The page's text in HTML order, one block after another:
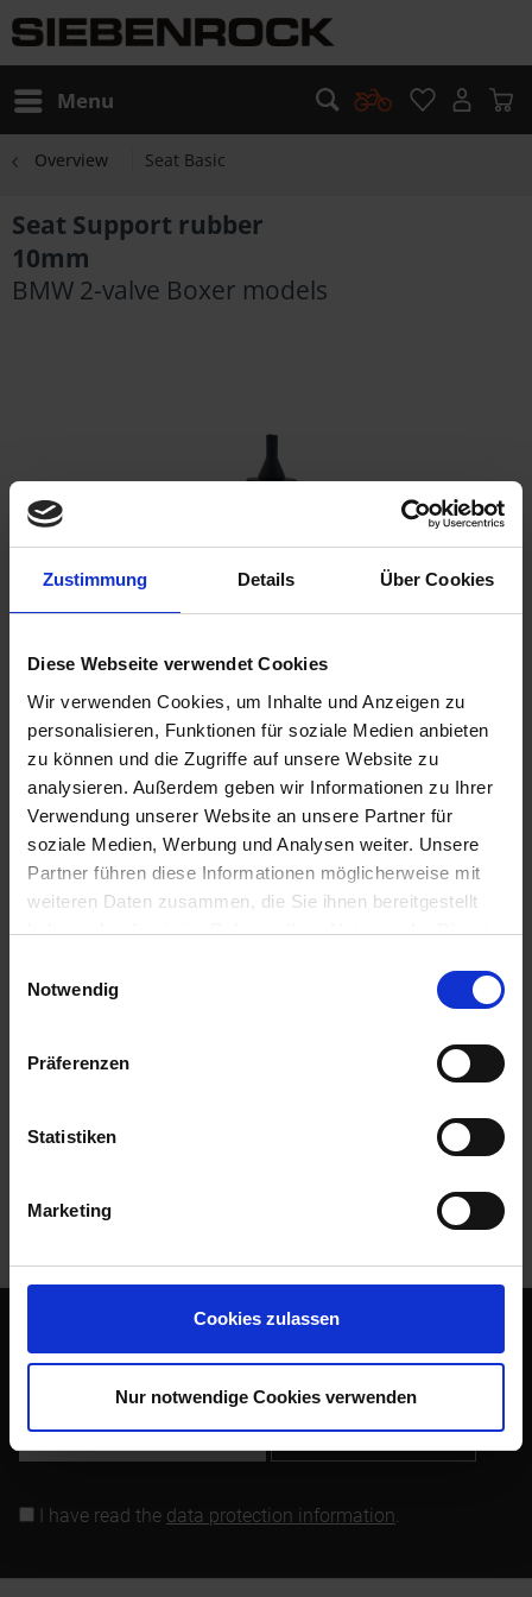
Zustimmung Details Über Cookies
Diese Webseite verwendet Cookies
Wir verwenden Cookies, um Inhalte und Anzeigen zu
personalisieren, Funktionen für soziale Medien anbieten
zu können und die Zugriffe auf unsere Website zu
analysieren. Außerdem geben wir Informationen zu Ihrer
Verwendung unserer Website an unsere Partner für
soziale Medien, Werbung und Analysen weiter. Unsere
Partner führen diese Informationen möglicherweise mit
weiteren Daten zusammen, die Sie ihnen bereitgestellt
haben oder die sie im Rahmen Ihrer Nutzung der Dienste
Cookies, wenn Sie unsere Webseite weiterhin nutzen.
Notwendig
Präferenzen
Statistiken
Marketing
Cookies zulassen
Nur notwendige Cookies verwenden
Menu
Overview Seat Basic
Seat Support rubber
10mm
BMW 2-valve Boxer models
€2.95
Prices incl. VAT, plus shipping costs
Ready to ship today, Delivery time appr. 2-4 workdays within
Germany
Add to shopping cart
Remember Comment
part no.: 5253128
This support rubber is used as a support for the seat on the
Subscribe to the free newsletter and ensure that you will no
I have read the data protection information.